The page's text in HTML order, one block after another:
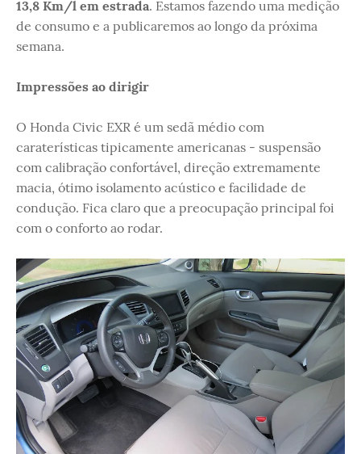
13,8 Km/l em estrada. Estamos fazendo uma medição
de consumo e a publicaremos ao longo da próxima
semana.
Impressões ao dirigir
O Honda Civic EXR é um sedã médio com
caraterísticas tipicamente americanas - suspensão
com calibração confortável, direção extremamente
macia, ótimo isolamento acústico e facilidade de
condução. Fica claro que a preocupação principal foi
com o conforto ao rodar.